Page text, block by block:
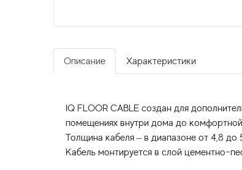
Описание Характеристики
IQ FLOOR CABLE создан для
помещениях внутри дома до
Толщина кабеля – в диапазоне от 4,8 до
Кабель монтируется в слой цементно-